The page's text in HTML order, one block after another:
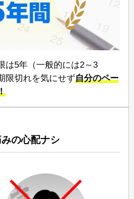
は5年⁠（一般的には2～3
限切れを気にせず自分のペー
の心配ナシ